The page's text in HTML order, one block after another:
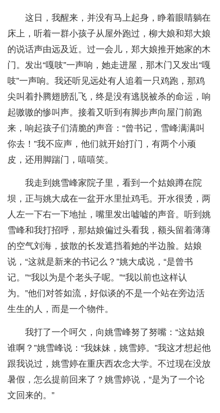
这日，我醒来，并没有马上起身，睁着眼睛躺在
床上，听着一群小孩子从屋外跑过，柳大娘和郑大娘
的说话声由远及近。过一会儿，郑大娘推开她家的木
门。发出“嘎吱”一声响，她走进屋，那木门又发出“嘎
吱”一声响。我还听见远处有人追着一只鸡跑，那鸡
尖叫着扑腾翅膀乱飞，终是没有逃脱被杀的命运，响
起嗷嗷的惨叫声。接着又听到有脚步声向屋门前跑
来，响起孩子们清脆的声音：“曾书记，雪峰满满叫
你去！”我不应声，他们就开始打门，有两个小顽
皮，还用脚踹门，嘻嘻笑。
我走到姚雪峰家院子里，看到一个姑娘蹲在院
坝，正与姚大成在一盆开水里扯鸡毛。开水很烫，两
人左一下右一下地扯，嘴里发出嘘嘘的声音。听到姚
雪峰和我打招呼，那姑娘偏过头看我，额头留着薄薄
的空气刘海，披散的长发遮挡着她的半边脸。姑娘
说，“这就是新来的书记么？”姚大成说，“是曾书
记。”“我以为是个老头子呢。”“我以前也这样认
为。”他们对答如流，好似谈的不是一个站在旁边活
生生的人，而是一个物件。
我打了一个呵欠，向姚雪峰努了努嘴：“这姑娘
谁啊？”姚雪峰说：“我妹妹，姚雪婷。”我这才想起他
跟我说过，姚雪婷在重庆西农念大学。不过现在没放
暑假，怎么提前回来了？姚雪婷说，“是为了一个论
文回来的。”